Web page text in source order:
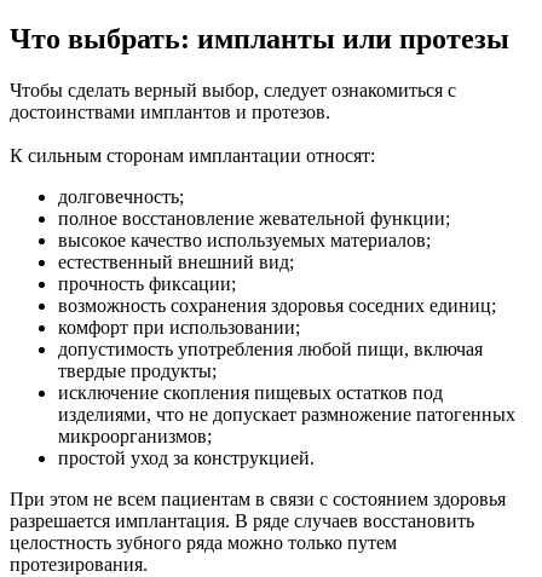
Что выбрать: импланты или протезы
Чтобы сделать верный выбор, следует ознакомиться с
достоинствами имплантов и протезов.
К сильным сторонам имплантации относят:
долговечность;
полное восстановление жевательной функции;
высокое качество используемых материалов;
естественный внешний вид;
прочность фиксации;
возможность сохранения здоровья соседних единиц;
комфорт при использовании;
допустимость употребления любой пищи, включая
твердые продукты;
исключение скопления пищевых остатков под
изделиями, что не допускает размножение патогенных
микроорганизмов;
простой уход за конструкцией.
При этом не всем пациентам в связи с состоянием здоровья
разрешается имплантация. В ряде случаев восстановить
целостность зубного ряда можно только путем
протезирования.